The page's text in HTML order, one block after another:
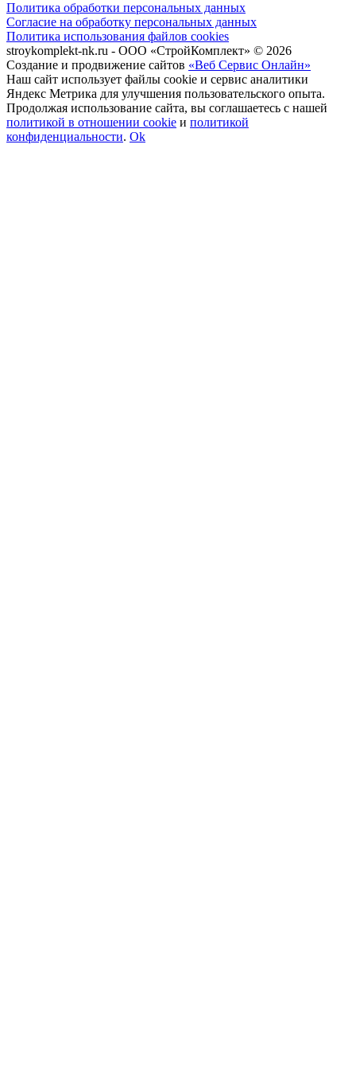
Политика обработки персональных данных
Согласие на обработку персональных данных
Политика использования файлов cookies
stroykomplekt-nk.ru - ООО «СтройКомплект» © 2026
Создание и продвижение сайтов «Веб Сервис Онлайн»
Наш сайт использует файлы cookie и сервис аналитики
Яндекс Метрика для улучшения пользовательского опыта.
Продолжая использование сайта, вы соглашаетесь с нашей
политикой в отношении cookie и политикой
конфиденциальности. Ok